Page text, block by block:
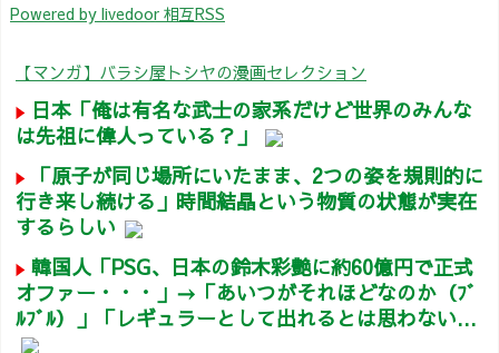
Powered by livedoor 相互RSS
【マンガ】バラシ屋トシヤの漫画セレクション
日本「俺は有名な武士の家系だけど世界のみんな
は先祖に偉人っている？」
「原子が同じ場所にいたまま、2つの姿を規則的に
行き来し続ける」時間結晶という物質の状態が実在
するらしい
韓国人「PSG、日本の鈴木彩艶に約60億円で正式
オファー・・・」→「あいつがそれほどなのか（ﾌﾞ
ﾙﾌﾞﾙ）」「レギュラーとして出れるとは思わない...